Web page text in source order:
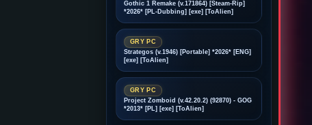
Gothic 1 Remake (v.171864) [Steam-Rip]
*2026* [PL-Dubbing] [exe] [ToAlien]
GRY PC
Strategos (v.1946) [Portable] *2026* [ENG]
[exe] [ToAlien]
GRY PC
Project Zomboid (v.42.20.2) (92870) - GOG
*2013* [PL] [exe] [ToAlien]